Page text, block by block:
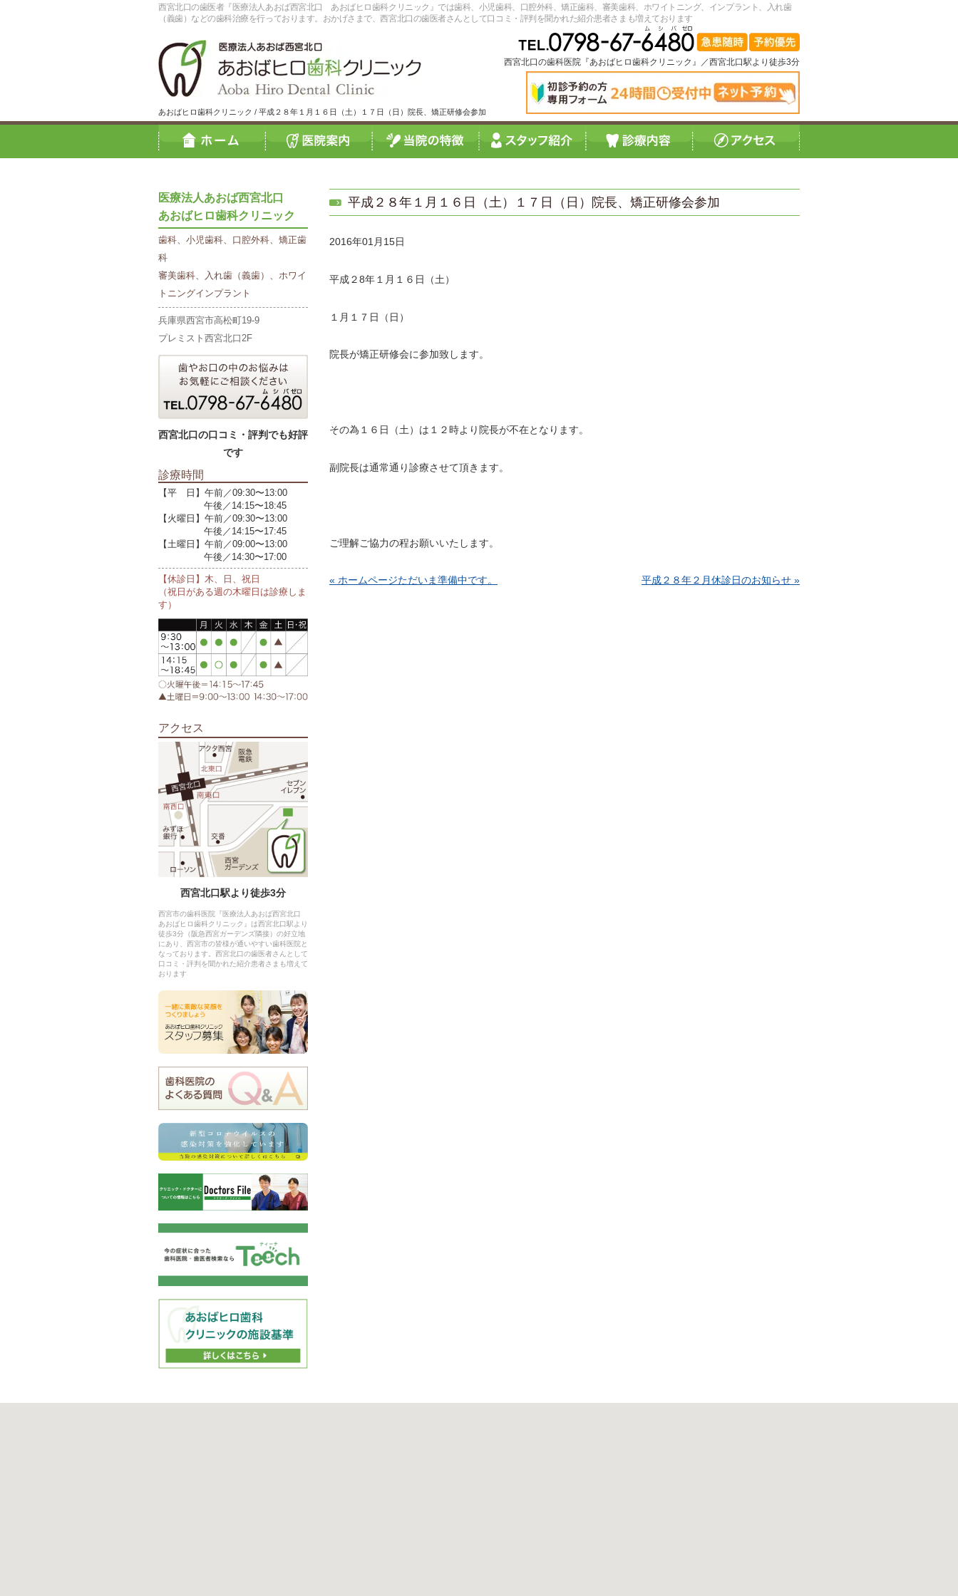
西宮北口の歯科医院『あおばヒロ歯科クリニック』 ／西宮北口駅より徒歩3分
あおばヒロ歯科クリニック / 平成２８年１月１６日（土）１７日（日）院長、矯正研修会参加
西宮北口の歯医者『医療法人あおば西宮北口 あおばヒロ歯科クリニック』では歯科、小児歯科、口腔外科、矯正歯科、審美歯科、ホワイトニング、インプラント、入れ歯
（義歯）などの歯科治療を行っております。おかげさまで、西宮北口の歯医者さんとして口コミ・評判を聞かれた紹介患者さまも増えております
平成２８年１月１６日（土）１７日（日）院長、矯正研修会参加
2016年01月15日
平成２8年１月１６日（土）
１月１７日（日）
院長が矯正研修会に参加致します。
その為１６日（土）は１２時より院長が不在となります。
副院長は通常通り診療させて頂きます。
ご理解ご協力の程お願いいたします。
ホームページただいま準備中です。 平成２８年２月休診日のお知らせ
医療法人あおば西宮北口
あおばヒロ歯科クリニック
歯科、小児歯科、口腔外科、矯正歯
科
審美歯科、入れ歯（義歯）、ホワイ
トニングインプラント
兵庫県西宮市高松町19-9
プレミスト西宮北口2F
西宮北口の口コミ・評判でも好評
です
診療時間
【平 日】午前／09:30〜13:00
午後／14:15〜18:45
【火曜日】午前／09:30〜13:00
午後／14:15〜17:45
【土曜日】午前／09:00〜13:00
午後／14:30〜17:00
【休診日】木、日、祝日
（祝日がある週の木曜日は診療しま
す）
アクセス
西宮北口駅より徒歩3分
西宮市の歯科医院『医療法人あおば西宮北口
あおばヒロ歯科クリニック』は西宮北口駅より
徒歩3分（阪急西宮ガーデンズ隣接）の好立地
にあり、西宮市の皆様が通いやすい歯科医院と
なっております。西宮北口の歯医者さんとして
口コミ・評判を聞かれた紹介患者さまも増えて
おります